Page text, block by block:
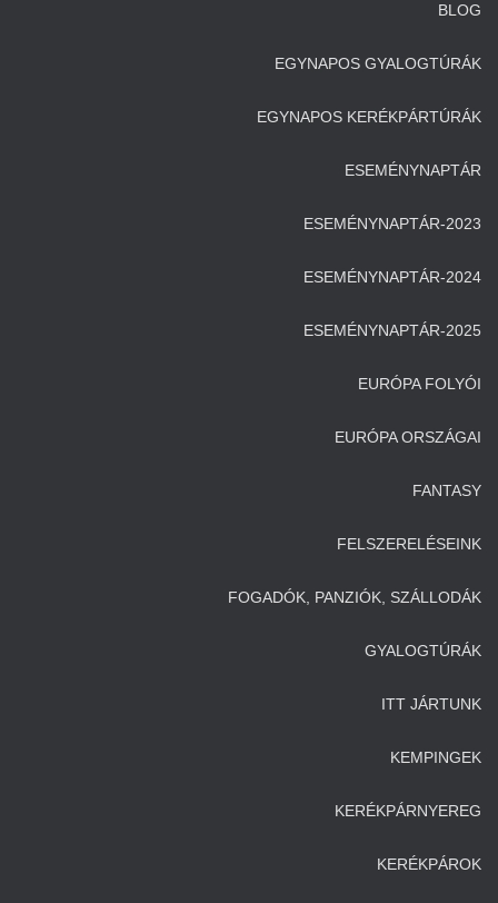
BLOG
EGYNAPOS GYALOGTÚRÁK
EGYNAPOS KERÉKPÁRTÚRÁK
ESEMÉNYNAPTÁR
ESEMÉNYNAPTÁR-2023
ESEMÉNYNAPTÁR-2024
ESEMÉNYNAPTÁR-2025
EURÓPA FOLYÓI
EURÓPA ORSZÁGAI
FANTASY
FELSZERELÉSEINK
FOGADÓK, PANZIÓK, SZÁLLODÁK
GYALOGTÚRÁK
ITT JÁRTUNK
KEMPINGEK
KERÉKPÁRNYEREG
KERÉKPÁROK